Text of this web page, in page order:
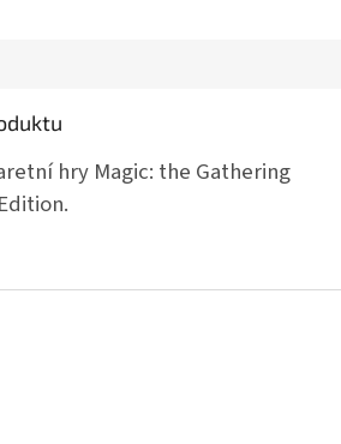
hry Magic: the Gathering